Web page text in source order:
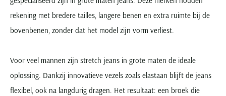
rekening met bredere tailles, langere benen en extra ruimte bij de
bovenbenen, zonder dat het model zijn vorm verliest.
Voor veel mannen zijn stretch jeans in grote maten de ideale
oplossing. Dankzij innovatieve vezels zoals elastaan blijft de jeans
flexibel, ook na langdurig dragen. Het resultaat: een broek die